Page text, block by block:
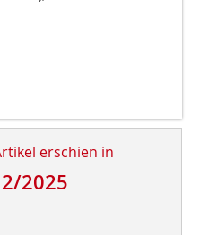
erschien in
2025